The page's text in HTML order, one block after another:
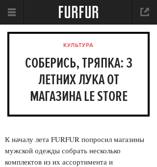
КУЛЬТУРА
СОБЕРИСЬ, ТРЯПКА: 3
ЛЕТНИХ ЛУКА ОТ
МАГАЗИНА LE STORE
К началу лета FURFUR попросил магазины
мужской одежды собрать несколько
комплектов из их ассортимента и